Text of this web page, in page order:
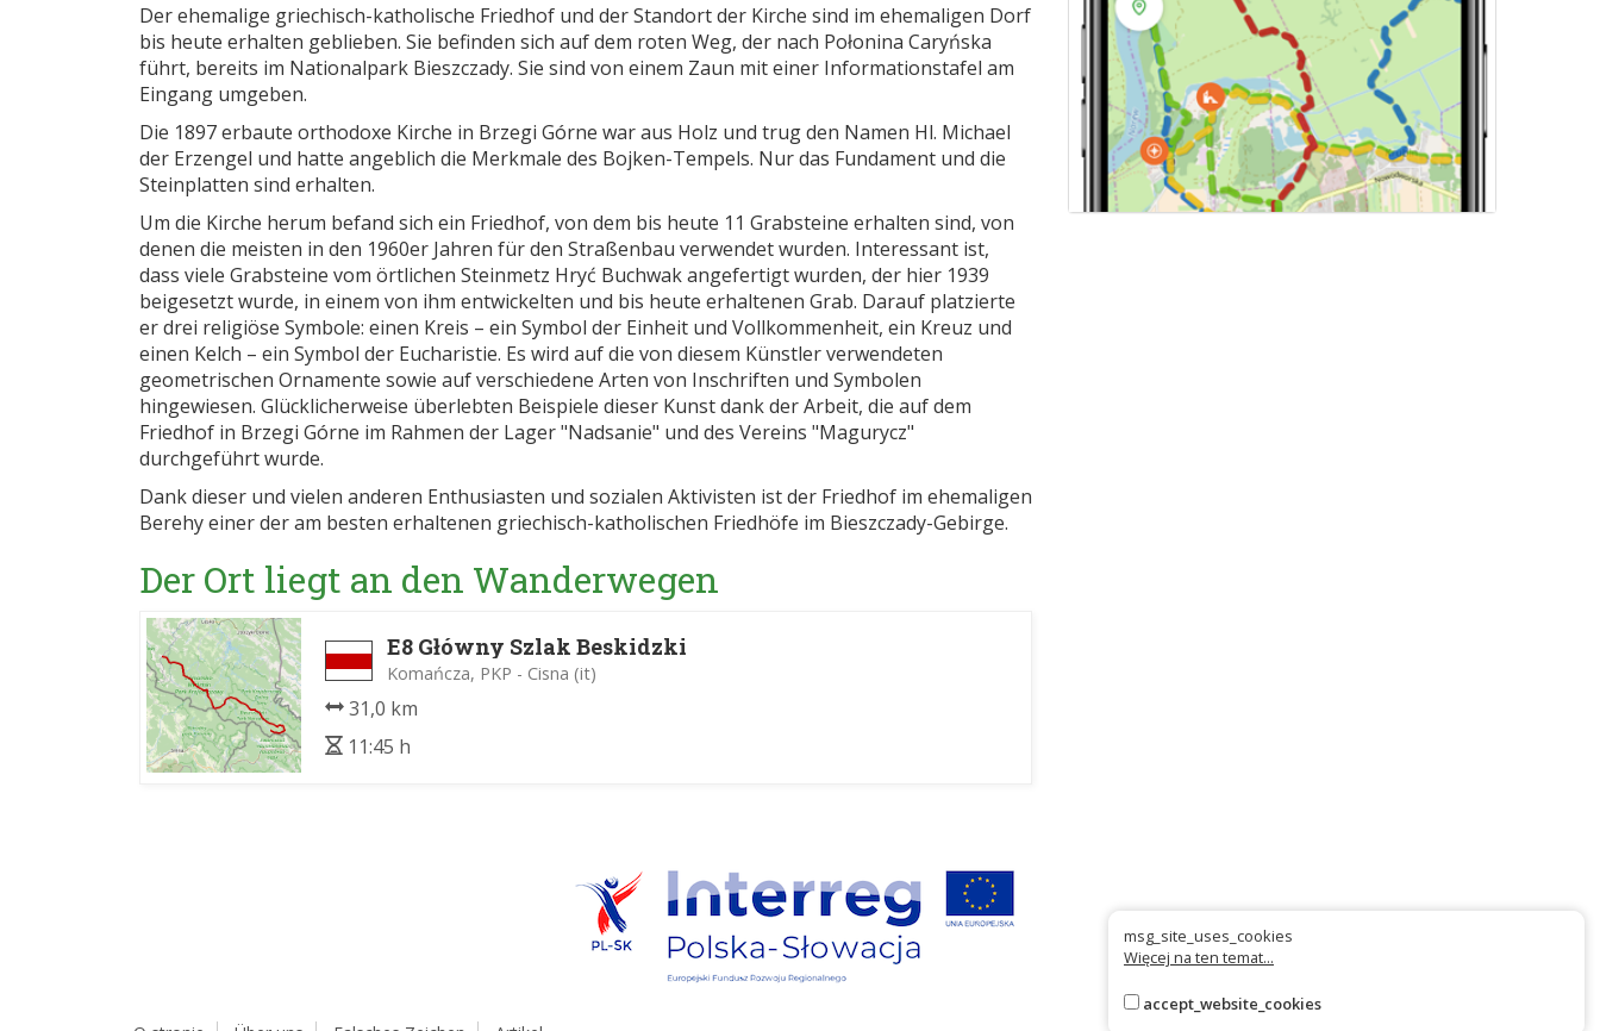
Der ehemalige griechisch-katholische Friedhof und der Standort der Kirche sind im ehemaligen Dorf
bis heute erhalten geblieben. Sie befinden sich auf dem roten Weg, der nach Połonina Caryńska
führt, bereits im Nationalpark Bieszczady. Sie sind von einem Zaun mit einer Informationstafel am
Eingang umgeben.
Die 1897 erbaute orthodoxe Kirche in Brzegi Górne war aus Holz und trug den Namen Hl. Michael
der Erzengel und hatte angeblich die Merkmale des Bojken-Tempels. Nur das Fundament und die
Steinplatten sind erhalten.
Um die Kirche herum befand sich ein Friedhof, von dem bis heute 11 Grabsteine ​​erhalten sind, von
denen die meisten in den 1960er Jahren für den Straßenbau verwendet wurden. Interessant ist,
dass viele Grabsteine ​​vom örtlichen Steinmetz Hryć Buchwak angefertigt wurden, der hier 1939
beigesetzt wurde, in einem von ihm entwickelten und bis heute erhaltenen Grab. Darauf platzierte
er drei religiöse Symbole: einen Kreis – ein Symbol der Einheit und Vollkommenheit, ein Kreuz und
einen Kelch – ein Symbol der Eucharistie. Es wird auf die von diesem Künstler verwendeten
geometrischen Ornamente sowie auf verschiedene Arten von Inschriften und Symbolen
hingewiesen. Glücklicherweise überlebten Beispiele dieser Kunst dank der Arbeit, die auf dem
Friedhof in Brzegi Górne im Rahmen der Lager "Nadsanie" und des Vereins "Magurycz"
durchgeführt wurde.
Dank dieser und vielen anderen Enthusiasten und sozialen Aktivisten ist der Friedhof im ehemaligen
Berehy einer der am besten erhaltenen griechisch-katholischen Friedhöfe im Bieszczady-Gebirge.
Der Ort liegt an den Wanderwegen
E8 Główny Szlak Beskidzki
Komańcza, PKP - Cisna (it)
31,0 km
11:45 h
msg_site_uses_cookies
Więcej na ten temat...
accept_website_cookies